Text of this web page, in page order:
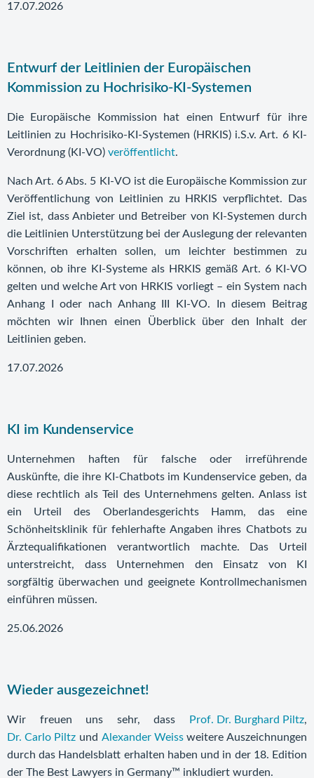
17.07.2026
Entwurf der Leitlinien der Europäischen
Kommission zu Hochrisiko-KI-Systemen
Die Europäische Kommission hat einen Entwurf für ihre
Leitlinien zu Hochrisiko-KI-Systemen (HRKIS) i.S.v. Art. 6 KI-
Verordnung (KI-VO) veröffentlicht.
Nach Art. 6 Abs. 5 KI-VO ist die Europäische Kommission zur
Veröffentlichung von Leitlinien zu HRKIS verpflichtet. Das
Ziel ist, dass Anbieter und Betreiber von KI-Systemen durch
die Leitlinien Unterstützung bei der Auslegung der relevanten
Vorschriften erhalten sollen, um leichter bestimmen zu
können, ob ihre KI-Systeme als HRKIS gemäß Art. 6 KI-VO
gelten und welche Art von HRKIS vorliegt – ein System nach
Anhang I oder nach Anhang III KI-VO. In diesem Beitrag
möchten wir Ihnen einen Überblick über den Inhalt der
Leitlinien geben.
17.07.2026
KI im Kundenservice
Unternehmen haften für falsche oder irreführende
Auskünfte, die ihre KI-Chatbots im Kundenservice geben, da
diese rechtlich als Teil des Unternehmens gelten. Anlass ist
ein Urteil des Oberlandesgerichts Hamm, das eine
Schönheitsklinik für fehlerhafte Angaben ihres Chatbots zu
Ärztequalifikationen verantwortlich machte. Das Urteil
unterstreicht, dass Unternehmen den Einsatz von KI
sorgfältig überwachen und geeignete Kontrollmechanismen
einführen müssen.
25.06.2026
Wieder ausgezeichnet!
Wir freuen uns sehr, dass Prof. Dr. Burghard Piltz,
Dr. Carlo Piltz und Alexander Weissweitere Auszeichnungen
durch das Handelsblatt erhalten haben und in der 18. Edition
der The Best Lawyers in Germany™ inkludiert wurden.